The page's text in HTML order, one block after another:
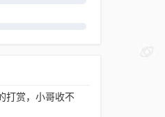
打赏，小哥收不